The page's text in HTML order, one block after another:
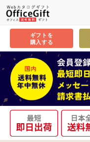
ギフトを
購入する